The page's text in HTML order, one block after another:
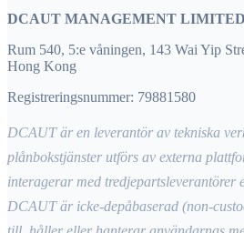
DCAUT MANAGEMENT LIMITED
Rum 540, 5:e våningen, 143 Wai Yip
Hong Kong
Registreringsnummer: 79881580
DCAUT är en leverantör av tekniska
plånbokstjänster utförs av externa
interagerar med tredjepartsleverantörer
DCAUT är icke-depåbaserad (non-